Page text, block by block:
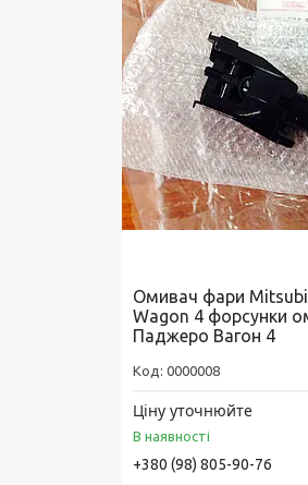
Омивач фари
Wagon 4 форсунки
Паджеро Вагон 4
0000008
Ціну уточнюйте
В наявності
+380 (98) 805-90-76